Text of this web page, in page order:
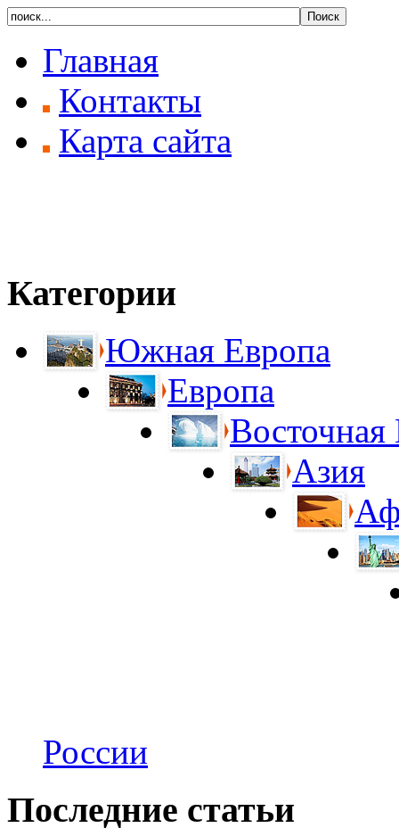
Главная
Контакты
Карта сайта
Категории
Южная Европа
Европа
Восточная
Азия
России
Последние статьи